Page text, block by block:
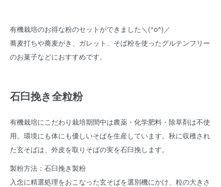
有機栽培のお得な粉のセットができました＼(^o^)／
蕎麦打ちや蕎麦がき、ガレット、そば粉を使ったグルテンフリー
のお菓子などにおすすめです。
石臼挽き全粒粉
有機栽培にこだわり栽培期間中は農薬・化学肥料・除草剤は不使
用。環境にも体にも優しいそばを生産しています。秋に収穫され
た玄そばは、外皮を取りそばの実を石臼挽します。
製粉方法：石臼挽き製粉
入念に精選処理をおこなった玄そばを選別機にかけ、粒の大きさ